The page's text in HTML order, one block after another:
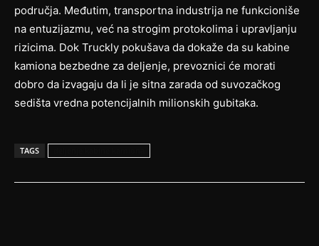
područja. Međutim, transportna industrija ne funkcioniše
na entuzijazmu, već na strogim protokolima i upravljanju
rizicima. Dok Truckly pokušava da dokaže da su kabine
kamiona bezbedne za deljenje, prevoznici će morati
dobro da izvagaju da li je sitna zarada od suvozačkog
sedišta vredna potencijalnih milionskih gubitaka.
TAGS